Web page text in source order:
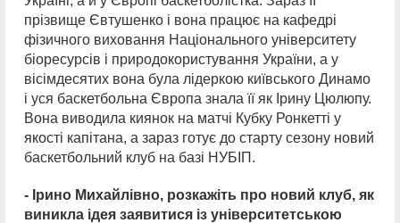
прізвище Євтушенко і вона працює на кафедрі
фізичного виховання Національного університету
біоресурсів і природокористування України, а у
вісімдесятих вона була лідеркою київського Динамо
і уся баскетбольна Європа знала її як Ірину Цюлюпу.
Вона виводила киянок на матчі Кубку Ронкетті у
якості капітана, а зараз готує до старту сезону новий
баскетбольний клуб на базі НУБІП.
- Ірино Михайлівно, розкажіть про новий клуб, як
виникла ідея заявитися із університетською